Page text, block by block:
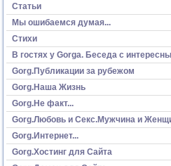
Статьи
Мы ошибаемся думая...
Стихи
В гостях у Gorga. Беседа с
Gorg.Публикации за рубежом
Gorg.Наша Жизнь
Gorg.Не факт...
Gorg.Любовь и Секс.Мужчина и
Gorg.Интернет...
Gorg.Хостинг для Сайта